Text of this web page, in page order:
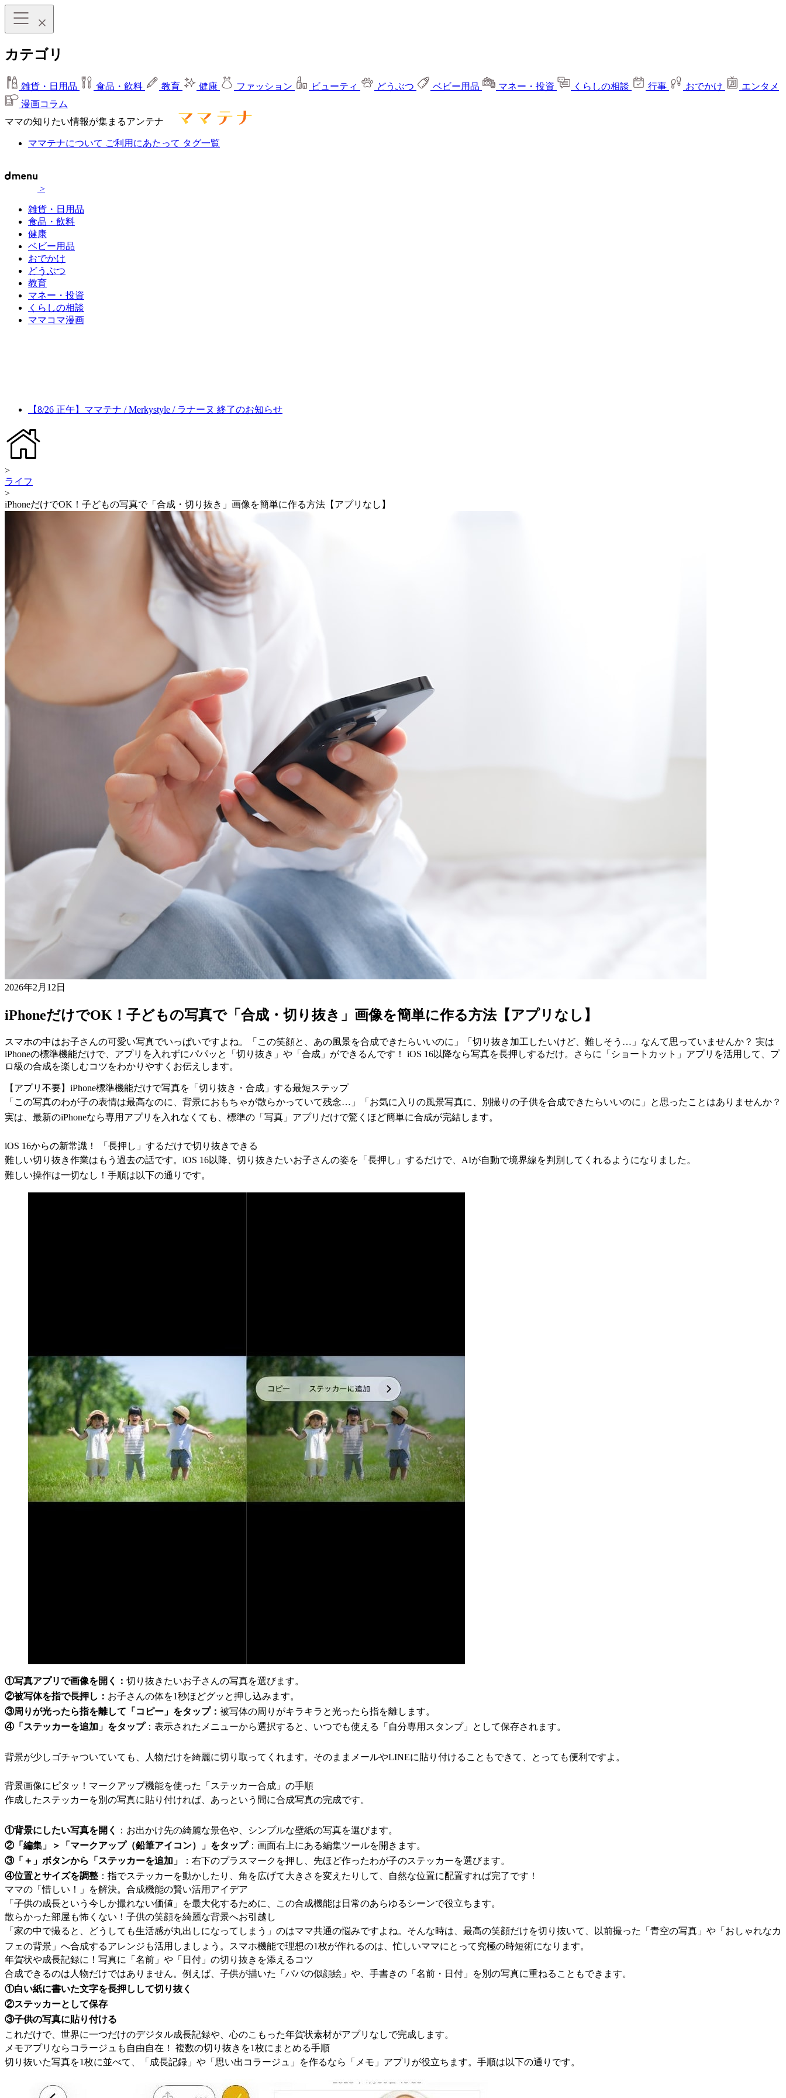
カテゴリ
雑貨・日用品 食品・飲料 教育 健康 ファッション ビューティ どうぶつ ベビー用品 マネー・投資 くらしの相談 行事 おでかけ
エンタメ
漫画コラム
ママの知りたい情報が集まるアンテナ
ママテナについて ご利用にあたって タグ一覧
>
雑貨・日用品
食品・飲料
健康
ベビー用品
おでかけ
どうぶつ
教育
マネー・投資
くらしの相談
ママコマ漫画
【8/26 正午】ママテナ / Merkystyle / ラナーヌ 終了のお知らせ
>
ライフ
>
iPhoneだけでOK！子どもの写真で「合成・切り抜き」画像を簡単に作る方法【アプリなし】
2026年2月12日
iPhoneだけでOK！子どもの写真で「合成・切り抜き」画像を簡単に作る方法【アプリなし】
スマホの中はお子さんの可愛い写真でいっぱいですよね。「この笑顔と、あの風景を合成できたらいいのに」「切り抜き加工したいけど、難しそう…」なんて思っていませんか？ 実は
iPhoneの標準機能だけで、アプリを入れずにパパッと「切り抜き」や「合成」ができるんです！ iOS 16以降なら写真を長押しするだけ。さらに「ショートカット」アプリを活用して、プ
ロ級の合成を楽しむコツをわかりやすくお伝えします。
【アプリ不要】iPhone標準機能だけで写真を「切り抜き・合成」する最短ステップ
「この写真のわが子の表情は最高なのに、背景におもちゃが散らかっていて残念…」「お気に入りの風景写真に、別撮りの子供を合成できたらいいのに」と思ったことはありませんか？
実は、最新のiPhoneなら専用アプリを入れなくても、標準の「写真」アプリだけで驚くほど簡単に合成が完結します。
iOS 16からの新常識！ 「長押し」するだけで切り抜きできる
難しい切り抜き作業はもう過去の話です。iOS 16以降、切り抜きたいお子さんの姿を「長押し」するだけで、AIが自動で境界線を判別してくれるようになりました。
難しい操作は一切なし！手順は以下の通りです。
①写真アプリで画像を開く： 切り抜きたいお子さんの写真を選びます。
②被写体を指で長押し： お子さんの体を1秒ほどグッと押し込みます。
③周りが光ったら指を離して「コピー」をタップ： 被写体の周りがキラキラと光ったら指を離します。
④「ステッカーを追加」をタップ：表示されたメニューから選択すると、いつでも使える「自分専用スタンプ」として保存されます。
背景が少しゴチャついていても、人物だけを綺麗に切り取ってくれます。そのままメールやLINEに貼り付けることもできて、とっても便利ですよ。
背景画像にピタッ！マークアップ機能を使った「ステッカー合成」の手順
作成したステッカーを別の写真に貼り付ければ、あっという間に合成写真の完成です。
①背景にしたい写真を開く
：お出かけ先の綺麗な景色や、シンプルな壁紙の写真を選びます。
②「編集」＞「マークアップ（鉛筆アイコン）」をタップ：画面右上にある編集ツールを開きます。
③「＋」ボタンから「ステッカーを追加」
：右下のプラスマークを押し、先ほど作ったわが子のステッカーを選びます。
④位置とサイズを調整 ：指でステッカーを動かしたり、角を広げて大きさを変えたりして、自然な位置に配置すれば完了です！
ママの「惜しい！」を解決。合成機能の賢い活用アイデア
「子供の成長という今しか撮れない価値」を最大化するために、この合成機能は日常のあらゆるシーンで役立ちます。
散らかった部屋も怖くない！子供の笑顔を綺麗な背景へお引越し
「家の中で撮ると、どうしても生活感が丸出しになってしまう」のはママ共通の悩みですよね。そんな時は、最高の笑顔だけを切り抜いて、以前撮った「青空の写真」や「おしゃれなカ
フェの背景」へ合成するアレンジも活用しましょう。スマホ機能で理想の1枚が作れるのは、忙しいママにとって究極の時短術になります。
年賀状や成長記録に！写真に「名前」や「日付」の切り抜きを添えるコツ
合成できるのは人物だけではありません。例えば、子供が描いた「パパの似顔絵」や、手書きの「名前・日付」を別の写真に重ねることもできます。
①白い紙に書いた文字を長押しして切り抜く
②ステッカーとして保存
③子供の写真に貼り付ける
これだけで、世界に一つだけのデジタル成長記録や、心のこもった年賀状素材がアプリなしで完成します。
メモアプリならコラージュも自由自在！ 複数の切り抜きを1枚にまとめる手順
切り抜いた写真を1枚に並べて、「成長記録」や「思い出コラージュ」を作るなら「メモ」アプリが役立ちます。手順は以下の通りです。